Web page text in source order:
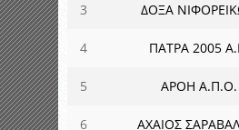
3 ΔΟΞΑ
4 ΠΑΤΡΑ 2005
5 ΑΡΟΗ Α.Π.Ο.
6 ΑΧΑΙΟΣ